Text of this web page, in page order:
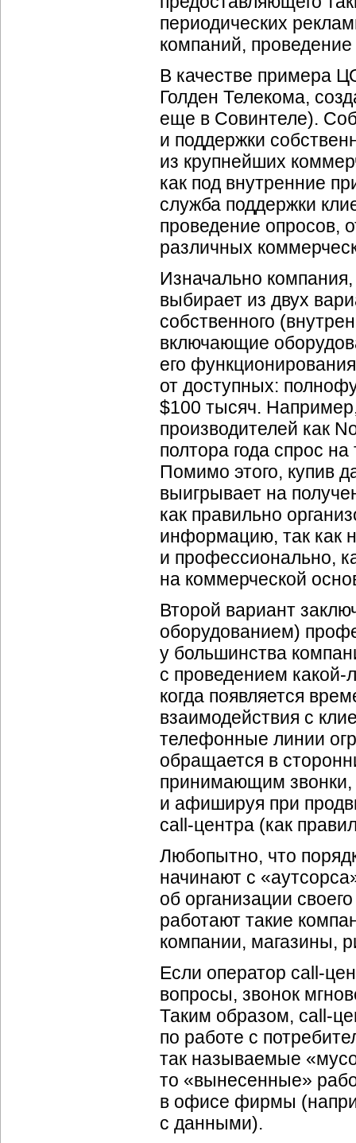
периодических
компаний, проведение
В качестве примера
Голден Телекома,
еще в Совинтеле).
и поддержки
из крупнейших
как под внутренние
служба поддержки
проведение опросов,
различных
Изначально
выбирает из двух
собственного
включающие
его
от доступных:
$100 тысяч.
производителей как
полтора года спрос
Помимо этого, купив
выигрывает на
как правильно
информацию, так как
и профессионально,
на коммерческой
Второй вариант
оборудованием)
у большинства
с проведением какой-
когда появляется
взаимодействия с
телефонные линии
обращается в
принимающим звонки,
и афишируя при
call-центра (как
Любопытно, что
начинают с
об организации
работают такие
компании, магазины,
Если оператор call-
вопросы, звонок
Таким образом, call-
по работе с
так называемые
то «вынесенные»
в офисе фирмы
с данными).